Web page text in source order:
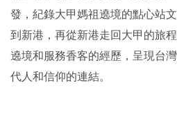
發，紀錄大甲媽祖遶境的點心站
到新港，再從新港走回大甲的旅
遶境和服務香客的經歷，呈現台
代人和信仰的連結。